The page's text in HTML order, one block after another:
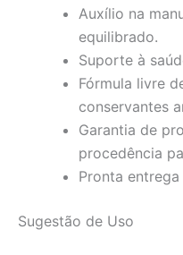
Auxílio na
equilibrado.
Suporte à
Fórmula livre
conservantes
Garantia de
procedência
Pronta
Sugestão de Uso